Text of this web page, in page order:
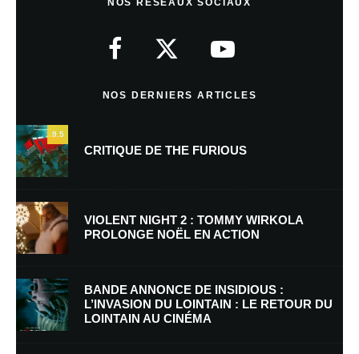
Nom*
E-mail* Site web
NOS DERNIERS ARTICLES
9.5
CRITIQUE DE THE FURIOUS
VIOLENT NIGHT 2 : TOMMY WIRKOLA
PROLONGE NOËL EN ACTION
BANDE ANNONCE DE INSIDIOUS :
L’INVASION DU LOINTAIN : LE RETOUR DU
LOINTAIN AU CINÉMA